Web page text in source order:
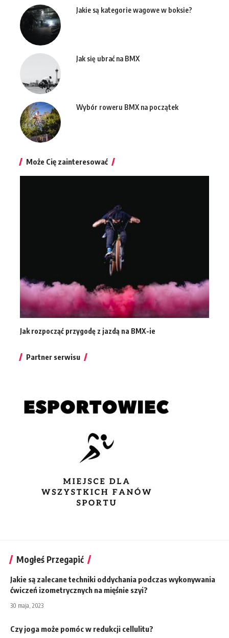
Jakie są kategorie wagowe w boksie?
Jak się ubrać na BMX
Wybór roweru BMX na początek
Może Cię zainteresować
Jak rozpocząć przygodę z jazdą na BMX-ie
Partner serwisu
Mogłeś Przegapić
Jakie są zalecane techniki oddychania podczas wykonywania
ćwiczeń izometrycznych na mięśnie szyi?
30 maja, 2023
Czy joga może pomóc w redukcji cellulitu?